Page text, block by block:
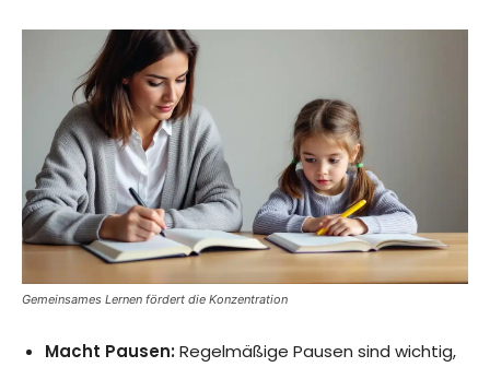
Gemeinsames Lernen fördert die Konzentration
Macht Pausen:Regelmäßige Pausen sind wichtig,